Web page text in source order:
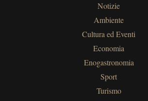
Notizie
Ambiente
Cultura ed Eventi
Economia
Enogastronomia
Sport
Turismo